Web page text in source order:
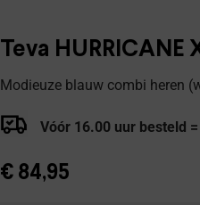
Teva HURRICANE
Modieuze blauw combi heren
Vóór 16.00 uur besteld
€ 84,95